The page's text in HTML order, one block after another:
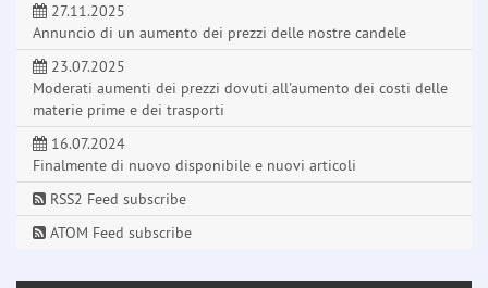
27.11.2025
Annuncio di un aumento dei prezzi delle nostre candele
23.07.2025
Moderati aumenti dei prezzi dovuti all'aumento dei costi delle
materie prime e dei trasporti
16.07.2024
Finalmente di nuovo disponibile e nuovi articoli
RSS2 Feed subscribe
ATOM Feed subscribe